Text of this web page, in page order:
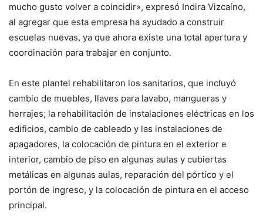
mucho gusto volver a coincidir», expresó Indira Vizcaíno,
al agregar que esta empresa ha ayudado a construir
escuelas nuevas, ya que ahora existe una total apertura y
coordinación para trabajar en conjunto.
En este plantel rehabilitaron los sanitarios, que incluyó
cambio de muebles, llaves para lavabo, mangueras y
herrajes; la rehabilitación de instalaciones eléctricas en los
edificios, cambio de cableado y las instalaciones de
apagadores, la colocación de pintura en el exterior e
interior, cambio de piso en algunas aulas y cubiertas
metálicas en algunas aulas, reparación del pórtico y el
portón de ingreso, y la colocación de pintura en el acceso
principal.